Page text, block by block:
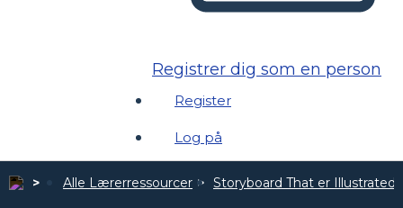
Registrer dig som en person
Register
Log på
Alle Lærerressourcer Storyboard That er Illustrated